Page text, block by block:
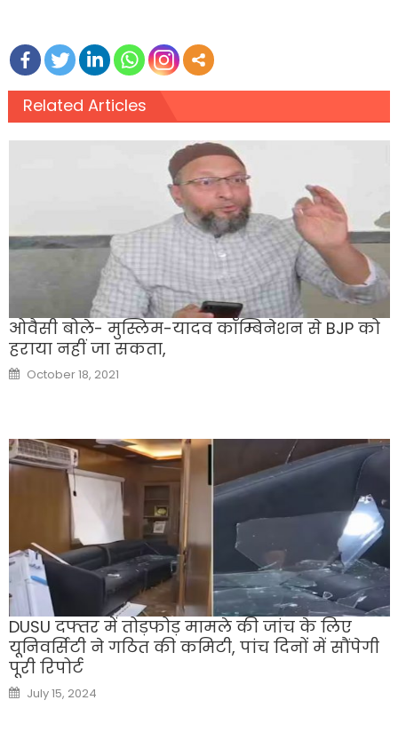
Related Articles
ओवैसी बोले- मुस्लिम-यादव कॉम्बिनेशन से BJP को
हराया नहीं जा सकता,
Posted
on
October 18, 2021
DUSU दफ्तर में तोड़फोड़ मामले की जांच के लिए
यूनिवर्सिटी ने गठित की कमिटी, पांच दिनों में सौंपेगी
पूरी रिपोर्ट
Posted
on
July 15, 2024